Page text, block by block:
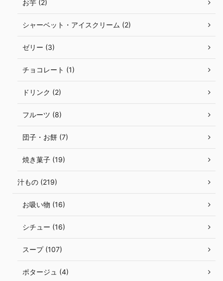
お芋 (2)
シャーベット・アイスクリーム (2)
ゼリー (3)
チョコレート (1)
ドリンク (2)
フルーツ (8)
団子・お餅 (7)
焼き菓子 (19)
汁もの (219)
お吸い物 (16)
シチュー (16)
スープ (107)
ポタージュ (4)